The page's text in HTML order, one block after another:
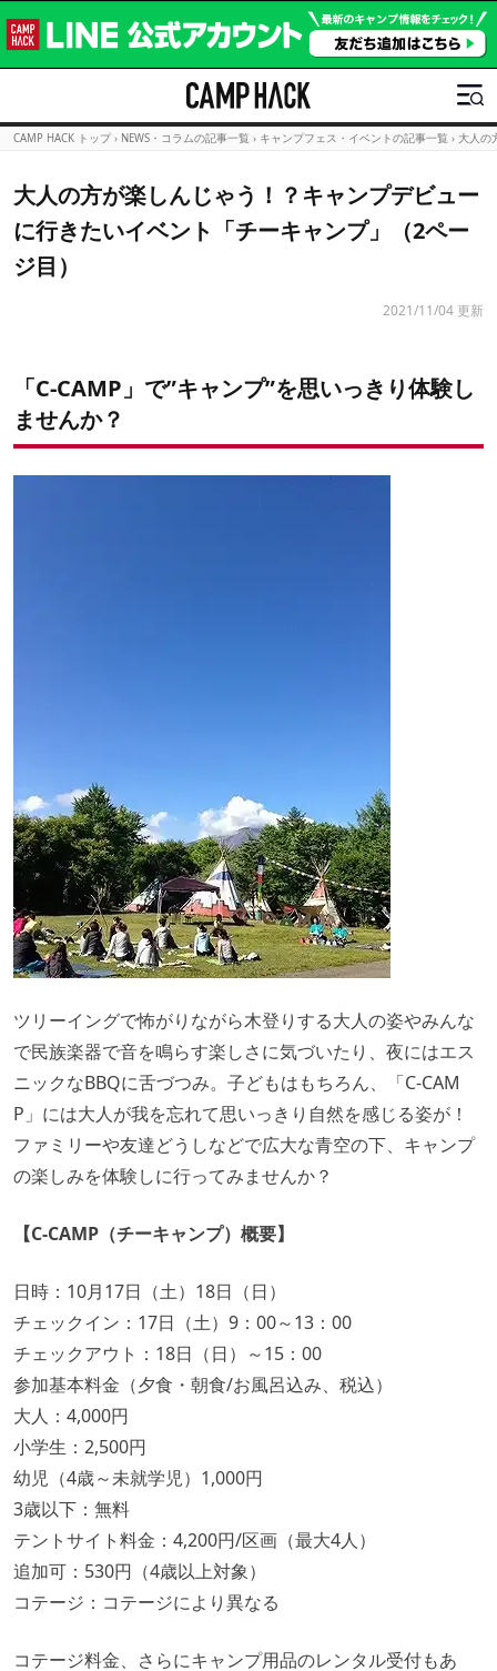
CAMP HACK トップ › NEWS・コラムの記事一覧 › キャンプフェス・イベントの記事一覧 › 大人の
大人の方が楽しんじゃう！？キャンプデビュー
に行きたいイベント「チーキャンプ」（2ペー
ジ目）
2021/11/04 更新
「C-CAMP」で”キャンプ”を思いっきり体験し
ませんか？
ツリーイングで怖がりながら木登りする大人の姿やみんな
で民族楽器で音を鳴らす楽しさに気づいたり、夜にはエス
ニックなBBQに舌づつみ。子どもはもちろん、「C-CAM
P」には大人が我を忘れて思いっきり自然を感じる姿が！
ファミリーや友達どうしなどで広大な青空の下、キャンプ
の楽しみを体験しに行ってみませんか？
【C-CAMP（チーキャンプ）概要】
日時：10月17日（土）18日（日）
チェックイン：17日（土）9：00～13：00
チェックアウト：18日（日）～15：00
参加基本料金（夕食・朝食/お風呂込み、税込）
大人：4,000円
小学生：2,500円
幼児（4歳～未就学児）1,000円
3歳以下：無料
テントサイト料金：4,200円/区画（最大4人）
追加可：530円（4歳以上対象）
コテージ：コテージにより異なる
コテージ料金、さらにキャンプ用品のレンタル受付もあ